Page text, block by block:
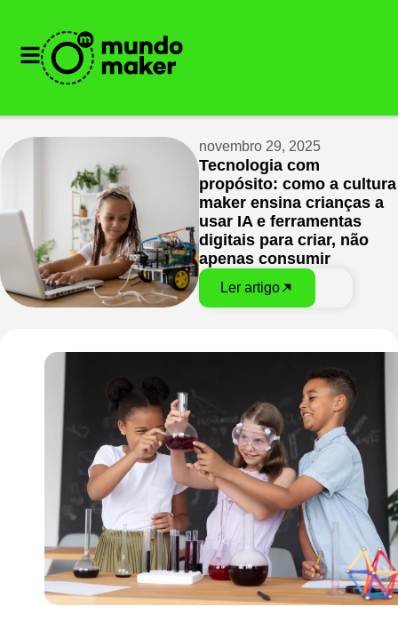
novembro 29, 2025
Tecnologia com
propósito: como a cultura
maker ensina crianças a
usar IA e ferramentas
digitais para criar, não
apenas consumir
Ler artigo